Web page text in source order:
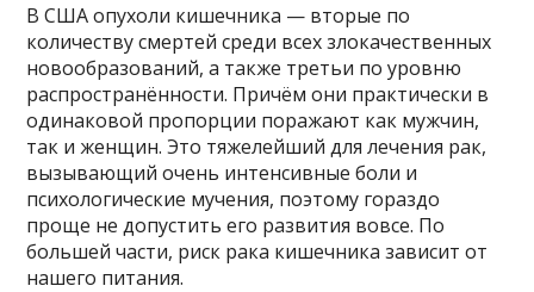
В США опухоли кишечника — вторые по
количеству смертей среди всех злокачественных
новообразований, а также третьи по уровню
распространённости. Причём они практически в
одинаковой пропорции поражают как мужчин,
так и женщин. Это тяжелейший для лечения рак,
вызывающий очень интенсивные боли и
психологические мучения, поэтому гораздо
проще не допустить его развития вовсе. По
большей части, риск рака кишечника зависит от
нашего питания.